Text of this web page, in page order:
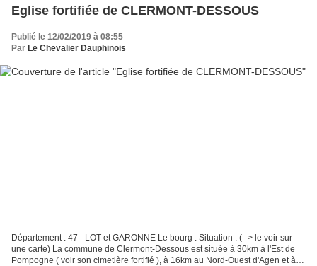
Eglise fortifiée de CLERMONT-DESSOUS
Publié le 12/02/2019 à 08:55
Par Le Chevalier Dauphinois
Département : 47 - LOT et GARONNE Le bourg : Situation : (--> le voir sur
une carte) La commune de Clermont-Dessous est située à 30km à l'Est de
Pompogne ( voir son cimetière fortifié ), à 16km au Nord-Ouest d'Agen et à